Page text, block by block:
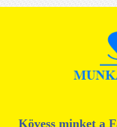
Kövess minket a